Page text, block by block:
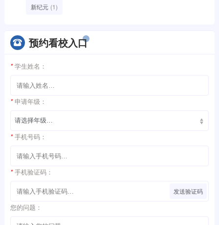
新纪元 (1)
预约看校入口
* 学生姓名：
* 申请年级：
* 手机号码：
* 手机验证码：
发送验证码
您的问题：